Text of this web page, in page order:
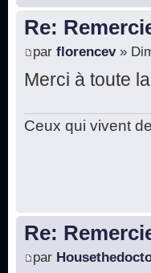
Re:
par florencev»
Merci à toute
Ceux qui vivent
Re:
par